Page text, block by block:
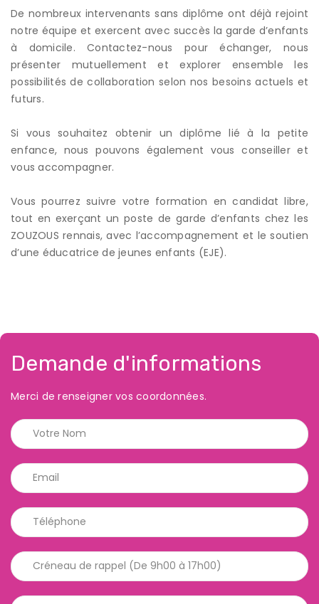
De nombreux intervenants sans diplôme ont déjà rejoint
notre équipe et exercent avec succès la garde d’enfants
à domicile. Contactez-nous pour échanger, nous
présenter mutuellement et explorer ensemble les
possibilités de collaboration selon nos besoins actuels et
futurs.
Si vous souhaitez obtenir un diplôme lié à la petite
enfance, nous pouvons également vous conseiller et
vous accompagner.
Vous pourrez suivre votre formation en candidat libre,
tout en exerçant un poste de garde d’enfants chez les
ZOUZOUS rennais, avec l’accompagnement et le soutien
d’une éducatrice de jeunes enfants (EJE).
Demande d'informations
Merci de renseigner vos coordonnées.